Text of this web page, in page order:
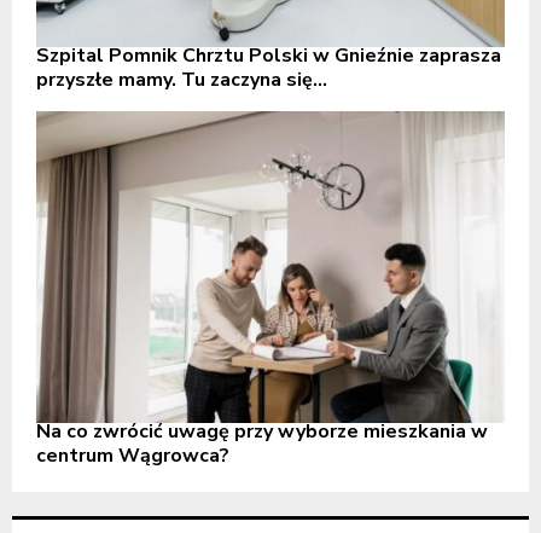
Szpital Pomnik Chrztu Polski w Gnieźnie zaprasza
przyszłe mamy. Tu zaczyna się...
Na co zwrócić uwagę przy wyborze mieszkania w
centrum Wągrowca?